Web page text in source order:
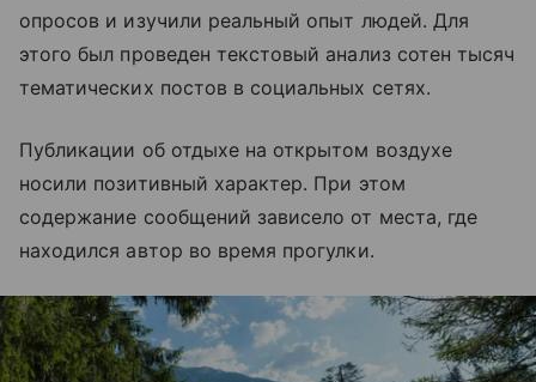
опросов и изучили реальный опыт людей. Для
этого был проведен текстовый анализ сотен тысяч
тематических постов в социальных сетях.
Публикации об отдыхе на открытом воздухе
носили позитивный характер. При этом
содержание сообщений зависело от места, где
находился автор во время прогулки.